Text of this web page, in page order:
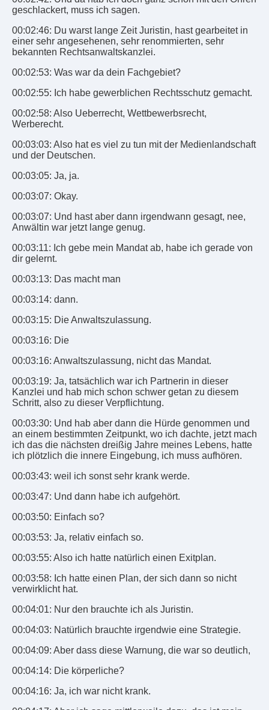
geschlackert, muss ich sagen.
00:02:46: Du warst lange Zeit Juristin, hast gearbeitet in
einer sehr angesehenen, sehr renommierten, sehr
bekannten Rechtsanwaltskanzlei.
00:02:53: Was war da dein Fachgebiet?
00:02:55: Ich habe gewerblichen Rechtsschutz gemacht.
00:02:58: Also Ueberrecht, Wettbewerbsrecht,
Werberecht.
00:03:03: Also hat es viel zu tun mit der Medienlandschaft
und der Deutschen.
00:03:05: Ja, ja.
00:03:07: Okay.
00:03:07: Und hast aber dann irgendwann gesagt, nee,
Anwältin war jetzt lange genug.
00:03:11: Ich gebe mein Mandat ab, habe ich gerade von
dir gelernt.
00:03:13: Das macht man
00:03:14: dann.
00:03:15: Die Anwaltszulassung.
00:03:16: Die
00:03:16: Anwaltszulassung, nicht das Mandat.
00:03:19: Ja, tatsächlich war ich Partnerin in dieser
Kanzlei und hab mich schon schwer getan zu diesem
Schritt, also zu dieser Verpflichtung.
00:03:30: Und hab aber dann die Hürde genommen und
an einem bestimmten Zeitpunkt, wo ich dachte, jetzt mach
ich das die nächsten dreißig Jahre meines Lebens, hatte
ich plötzlich die innere Eingebung, ich muss aufhören.
00:03:43: weil ich sonst sehr krank werde.
00:03:47: Und dann habe ich aufgehört.
00:03:50: Einfach so?
00:03:53: Ja, relativ einfach so.
00:03:55: Also ich hatte natürlich einen Exitplan.
00:03:58: Ich hatte einen Plan, der sich dann so nicht
verwirklicht hat.
00:04:01: Nur den brauchte ich als Juristin.
00:04:03: Natürlich brauchte irgendwie eine Strategie.
00:04:09: Aber dass diese Warnung, die war so deutlich,
00:04:14: Die körperliche?
00:04:16: Ja, ich war nicht krank.